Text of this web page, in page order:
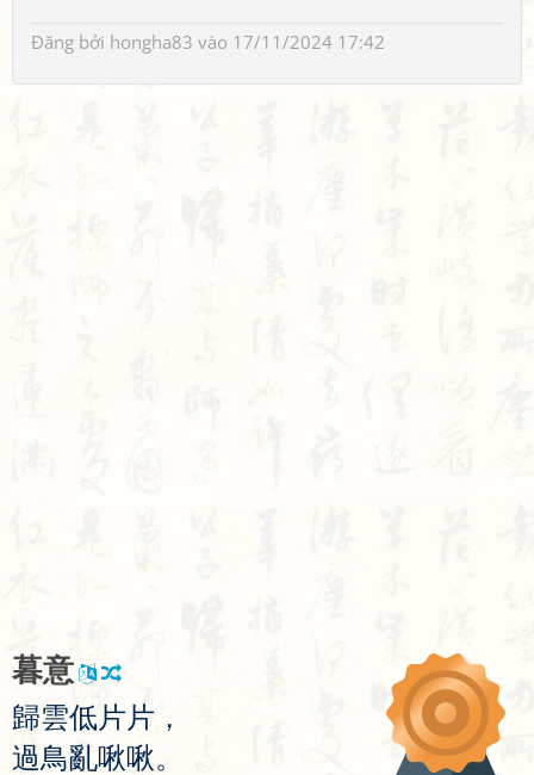
Đăng bởi hongha83 vào 17/11/2024 17:42
暮意
歸雲低片片 ，
過鳥亂啾啾。